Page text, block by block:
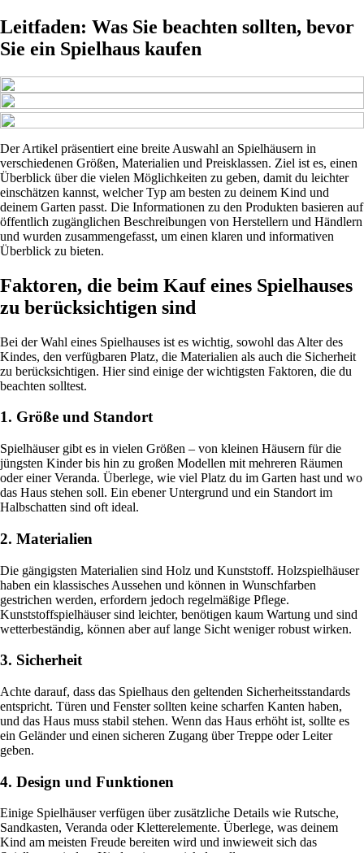
Leitfaden: Was Sie beachten sollten, bevor
Sie ein Spielhaus kaufen
Der Artikel präsentiert eine breite Auswahl an Spielhäusern in
verschiedenen Größen, Materialien und Preisklassen. Ziel ist es, einen
Überblick über die vielen Möglichkeiten zu geben, damit du leichter
einschätzen kannst, welcher Typ am besten zu deinem Kind und
deinem Garten passt. Die Informationen zu den Produkten basieren auf
öffentlich zugänglichen Beschreibungen von Herstellern und Händlern
und wurden zusammengefasst, um einen klaren und informativen
Überblick zu bieten.
Faktoren, die beim Kauf eines Spielhauses
zu berücksichtigen sind
Bei der Wahl eines Spielhauses ist es wichtig, sowohl das Alter des
Kindes, den verfügbaren Platz, die Materialien als auch die Sicherheit
zu berücksichtigen. Hier sind einige der wichtigsten Faktoren, die du
beachten solltest.
1. Größe und Standort
Spielhäuser gibt es in vielen Größen – von kleinen Häusern für die
jüngsten Kinder bis hin zu großen Modellen mit mehreren Räumen
oder einer Veranda. Überlege, wie viel Platz du im Garten hast und wo
das Haus stehen soll. Ein ebener Untergrund und ein Standort im
Halbschatten sind oft ideal.
2. Materialien
Die gängigsten Materialien sind Holz und Kunststoff. Holzspielhäuser
haben ein klassisches Aussehen und können in Wunschfarben
gestrichen werden, erfordern jedoch regelmäßige Pflege.
Kunststoffspielhäuser sind leichter, benötigen kaum Wartung und sind
wetterbeständig, können aber auf lange Sicht weniger robust wirken.
3. Sicherheit
Achte darauf, dass das Spielhaus den geltenden Sicherheitsstandards
entspricht. Türen und Fenster sollten keine scharfen Kanten haben,
und das Haus muss stabil stehen. Wenn das Haus erhöht ist, sollte es
ein Geländer und einen sicheren Zugang über Treppe oder Leiter
geben.
4. Design und Funktionen
Einige Spielhäuser verfügen über zusätzliche Details wie Rutsche,
Sandkasten, Veranda oder Kletterelemente. Überlege, was deinem
Kind am meisten Freude bereiten wird und inwieweit sich das